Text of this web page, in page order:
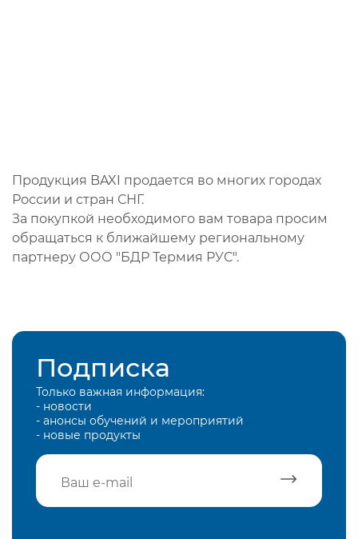
Продукция BAXI продается во многих городах
России и стран СНГ.
За покупкой необходимого вам товара просим
обращаться к ближайшему региональному
партнеру ООО "БДР Термия РУС".
Подписка
Только важная информация:
- новости
- анонсы обучений и мероприятий
- новые продукты